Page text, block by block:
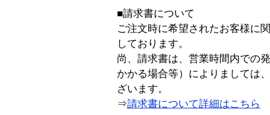
■請求書について
ご注文時に希望されたお客様に
しております。
尚、請求書は、営業時間内での
かかる場合等）によりましては
ざいます。
⇒請求書について詳細はこちら